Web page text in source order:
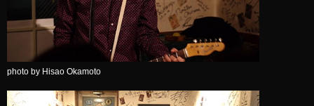
photo by Hisao Okamoto